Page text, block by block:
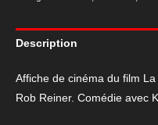
La
rumeur
Description
Affiche de cinéma du film
Rob Reiner. Comédie avec